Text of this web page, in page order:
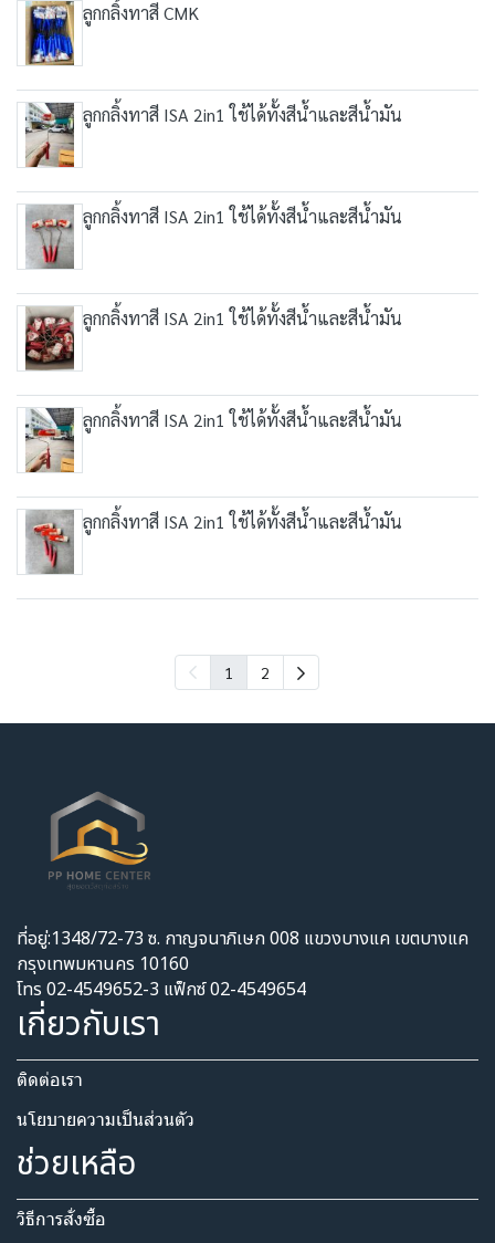
ลูกกลิ้งทาสี CMK
ลูกกลิ้งทาสี ISA 2in1 ใช้ได้ทั้งสีน้ำและสีน้ำมัน
ลูกกลิ้งทาสี ISA 2in1 ใช้ได้ทั้งสีน้ำและสีน้ำมัน
ลูกกลิ้งทาสี ISA 2in1 ใช้ได้ทั้งสีน้ำและสีน้ำมัน
ลูกกลิ้งทาสี ISA 2in1 ใช้ได้ทั้งสีน้ำและสีน้ำมัน
ลูกกลิ้งทาสี ISA 2in1 ใช้ได้ทั้งสีน้ำและสีน้ำมัน
1 2
ที่อยู่:1348/72-73 ซ. กาญจนาภิเษก 008 แขวงบางแค เขตบางแค
กรุงเทพมหานคร 10160
โทร 02-4549652-3 แฟ็กซ์ 02-4549654
เกี่ยวกับเรา
ติดต่อเรา
นโยบายความเป็นส่วนตัว​
ช่วยเหลือ
วิธีการสั่งซื้อ